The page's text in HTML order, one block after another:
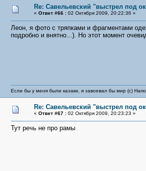
Re: Савельевский "выстрел под
« Ответ #66 : 02 Октября 2009, 20:22:36 »
Леон, я фото с тряпками и фрагментами
подробно и внятно...). Но этот момент
Если бы у меня были казаки, я завоевал бы мир (с)
Re: Савельевский "выстрел под
« Ответ #67 : 02 Октября 2009, 20:23:23 »
Тут речь не про рамы